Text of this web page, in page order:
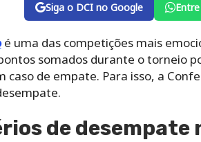
Siga o DCI no Google
é uma das competições mais
somados durante o torneio
de empate. Para isso, a
de desempate